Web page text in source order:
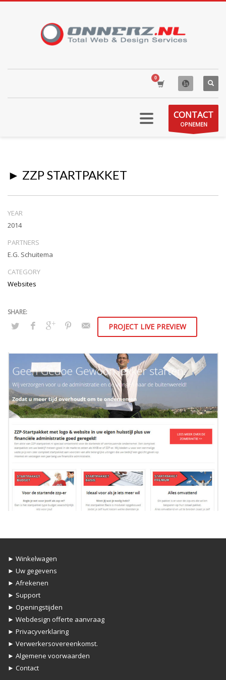
CONTACT
OPNEMEN
► ZZP STARTPAKKET
YEAR
2014
PARTNERS
E.G. Schuitema
CATEGORY
Websites
PROJECT LIVE PREVIEW
► Winkelwagen
► Uw gegevens
► Afrekenen
► Support
► Openingstijden
► Webdesign offerte aanvraag
► Privacyverklaring
► Verwerkersovereenkomst.
► Algemene voorwaarden
► Contact